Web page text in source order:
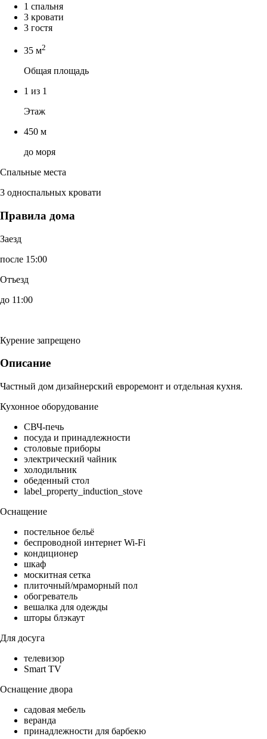
1 спальня
3 кровати
3 гостя
35 м2
Общая площадь
1 из 1
Этаж
450 м
до моря
Спальные места
3 односпальных кровати
Правила дома
Заезд
после 15:00
Отъезд
до 11:00
Курение запрещено
Описание
Частный дом дизайнерский евроремонт и отдельная кухня.
Кухонное оборудование
СВЧ-печь
посуда и принадлежности
столовые приборы
электрический чайник
холодильник
обеденный стол
label_property_induction_stove
Оснащение
постельное бельё
беспроводной интернет Wi-Fi
кондиционер
шкаф
москитная сетка
плиточный/мраморный пол
обогреватель
вешалка для одежды
шторы блэкаут
Для досуга
телевизор
Smart TV
Оснащение двора
садовая мебель
веранда
принадлежности для барбекю